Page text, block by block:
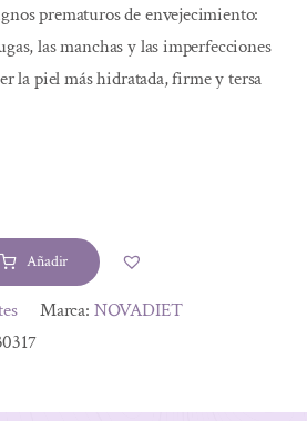
prematuros de envejecimiento:
las manchas y las imperfecciones
la piel más hidratada, firme y tersa
€.
€.
Añadir
Marca: NOVADIET